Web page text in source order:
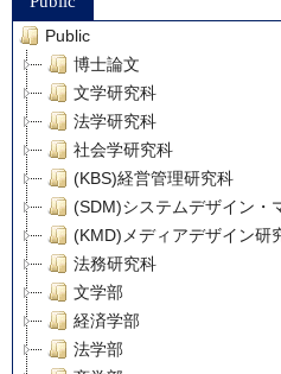
Public
博士論文
文学研究科
法学研究科
社会学研究科
(KBS)経営管理研究科
(SDM)システムデザイン・
(KMD)メディアデザイン研
法務研究科
文学部
経済学部
法学部